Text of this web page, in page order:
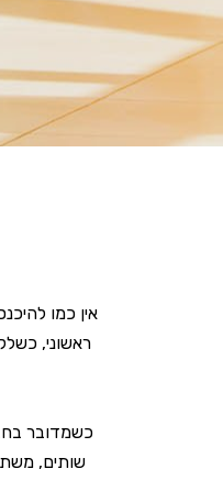
אין כמו
ראשוני,
כשמדובר
שותים,